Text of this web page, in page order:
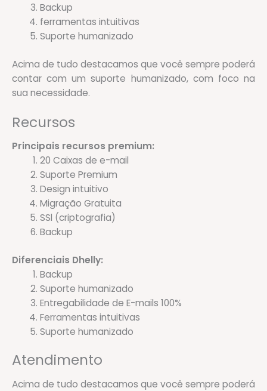
Backup
ferramentas intuitivas
Suporte humanizado
Acima de tudo destacamos que você sempre poderá
contar com um suporte humanizado, com foco na
sua necessidade.
Recursos
Principais recursos premium:
20 Caixas de e-mail
Suporte Premium
Design intuitivo
Migração Gratuita
SSl (criptografia)
Backup
Diferenciais Dhelly:
Backup
Suporte humanizado
Entregabilidade de E-mails 100%
Ferramentas intuitivas
Suporte humanizado
Atendimento
Acima de tudo destacamos que você sempre poderá